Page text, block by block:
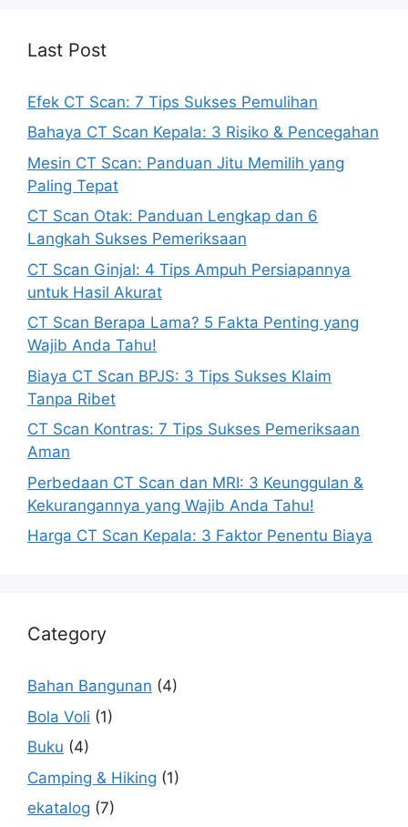
Last Post
Efek CT Scan: 7 Tips Sukses Pemulihan
Bahaya CT Scan Kepala: 3 Risiko & Pencegahan
Mesin CT Scan: Panduan Jitu Memilih yang
Paling Tepat
CT Scan Otak: Panduan Lengkap dan 6
Langkah Sukses Pemeriksaan
CT Scan Ginjal: 4 Tips Ampuh Persiapannya
untuk Hasil Akurat
CT Scan Berapa Lama? 5 Fakta Penting yang
Wajib Anda Tahu!
Biaya CT Scan BPJS: 3 Tips Sukses Klaim
Tanpa Ribet
CT Scan Kontras: 7 Tips Sukses Pemeriksaan
Aman
Perbedaan CT Scan dan MRI: 3 Keunggulan &
Kekurangannya yang Wajib Anda Tahu!
Harga CT Scan Kepala: 3 Faktor Penentu Biaya
Category
Bahan Bangunan (4)
Bola Voli (1)
Buku (4)
Camping & Hiking (1)
ekatalog (7)